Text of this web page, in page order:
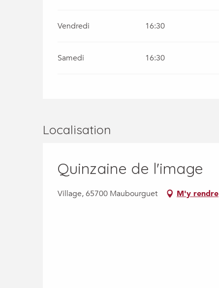
Vendredi 16:30
Samedi 16:30
Localisation
Quinzaine de l'image
Village, 65700 Maubourguet M'y rendre